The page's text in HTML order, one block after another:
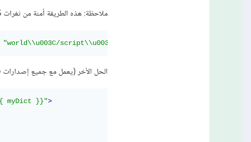
ملاحظة: هذه الطريقة أمنة من ثغرات XSS لأن Django يقوم بتحويل الرموز الخطيرة مثل (< , > , &) ، كالتالي:
"world\\u003C/script\\u003E\\u0026amp;"
الحل الأخر (يعمل مع جميع إصدارات Django)، وهو استخدام حقل الإدخال المخفي في القالب، كالتالي:
myDict }}">